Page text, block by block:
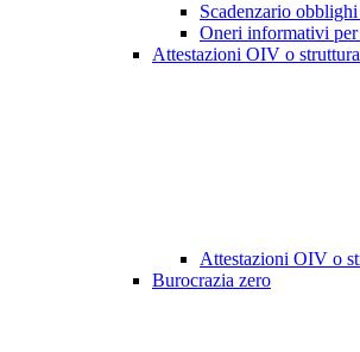
Scadenzario
Oneri informativi
Attestazioni OIV o
Attestazioni OIV o
Burocrazia zero